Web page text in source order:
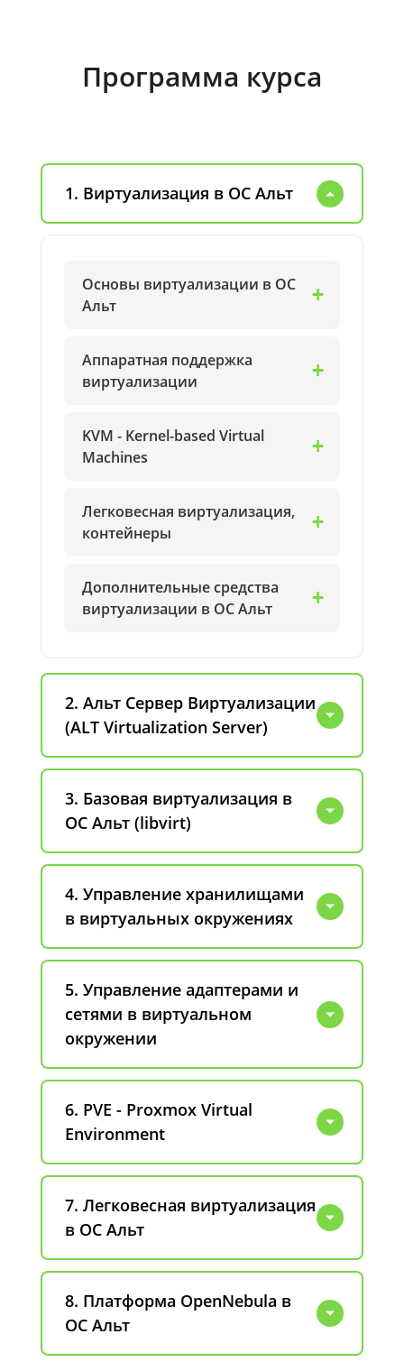
Программа курса
1. Виртуализация в ОС Альт
Основы виртуализации в ОС
Альт
Аппаратная поддержка
виртуализации
KVM - Kernel-based Virtual
Machines
Легковесная виртуализация,
контейнеры
Дополнительные средства
виртуализации в ОС Альт
2. Альт Сервер Виртуализации
(ALT Virtualization Server)
3. Базовая виртуализация в
ОС Альт (libvirt)
4. Управление хранилищами
в виртуальных окружениях
5. Управление адаптерами и
сетями в виртуальном
окружении
6. PVE - Proxmox Virtual
Environment
7. Легковесная виртуализация
в ОС Альт
8. Платформа OpenNebula в
ОС Альт